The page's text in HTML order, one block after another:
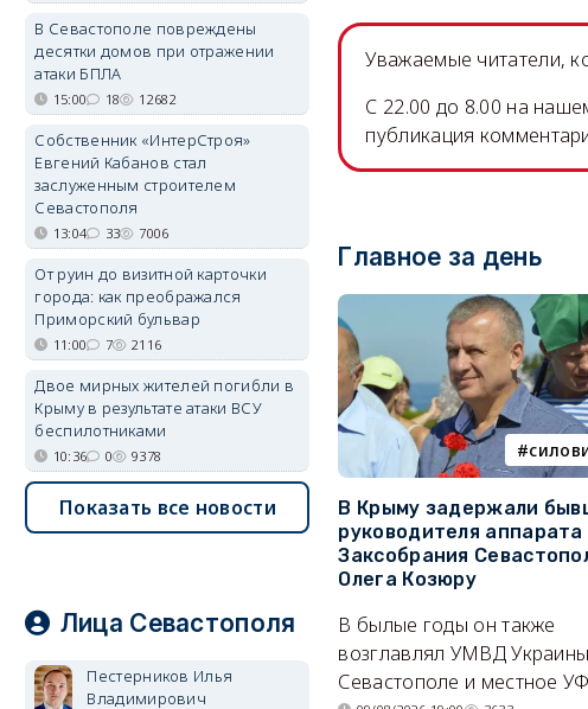
Уважаемые читатели,
C 22.00 до 8.00 на
публикация
Главное за день
В Крыму задержали
руководителя аппарата
Заксобрания
Олега Козюру
В былые годы он также
возглавлял УМВД
Севастополе и местное
В Севастополе повреждены
десятки домов при отражении
атаки БПЛА
15:00 18 12682
Собственник «ИнтерСтроя»
Евгений Кабанов стал
заслуженным строителем
Севастополя
13:04 33 7006
От руин до визитной карточки
города: как преображался
Приморский бульвар
11:00 7 2116
Двое мирных жителей погибли в
Крыму в результате атаки ВСУ
беспилотниками
10:36 0 9378
Показать все новости
Лица Севастополя
Пестерников Илья
Владимирович